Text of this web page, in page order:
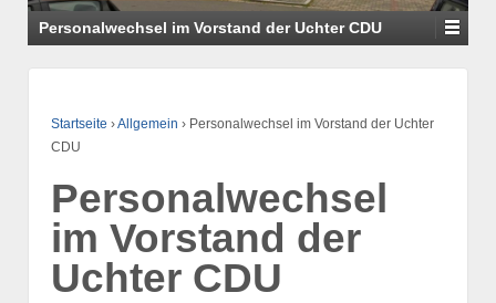
Personalwechsel im Vorstand der Uchter CDU
Startseite ›Allgemein › Personalwechsel im Vorstand der Uchter
CDU
Personalwechsel
im Vorstand der
Uchter CDU